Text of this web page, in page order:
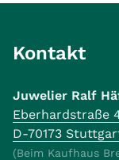
Kontakt
Juwelier Ralf
Eberhardstraße
D-70173
(Beim Kaufhaus